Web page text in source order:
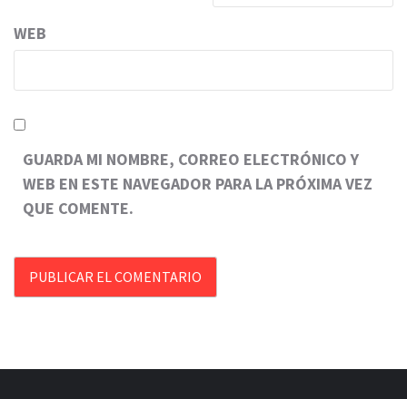
WEB
GUARDA MI NOMBRE, CORREO ELECTRÓNICO Y
WEB EN ESTE NAVEGADOR PARA LA PRÓXIMA VEZ
QUE COMENTE.